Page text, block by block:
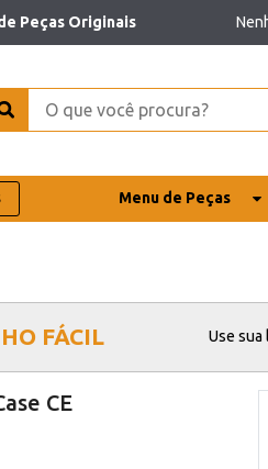
Peças Originais
Menu de Peças
FÁCIL Use
CE